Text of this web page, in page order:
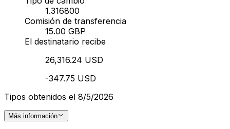
1.316800
Comisión de transferencia
15.00 GBP
El destinatario recibe
26,316.24 USD
-347.75 USD
Tipos obtenidos el 8/5/2026
Más información